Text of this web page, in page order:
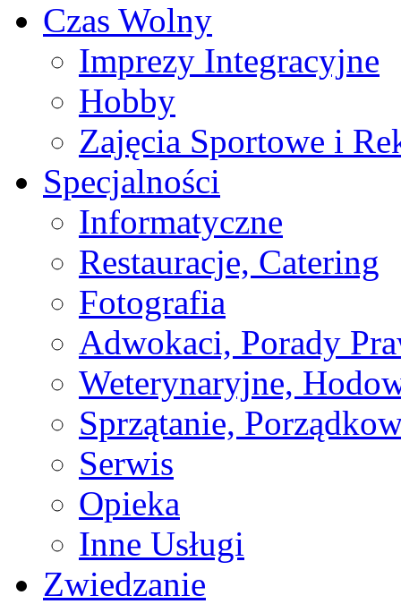
Czas Wolny
Imprezy Integracyjne
Hobby
Zajęcia Sportowe i
Specjalności
Informatyczne
Restauracje, Catering
Fotografia
Adwokaci, Porady
Weterynaryjne,
Sprzątanie,
Serwis
Opieka
Inne Usługi
Zwiedzanie